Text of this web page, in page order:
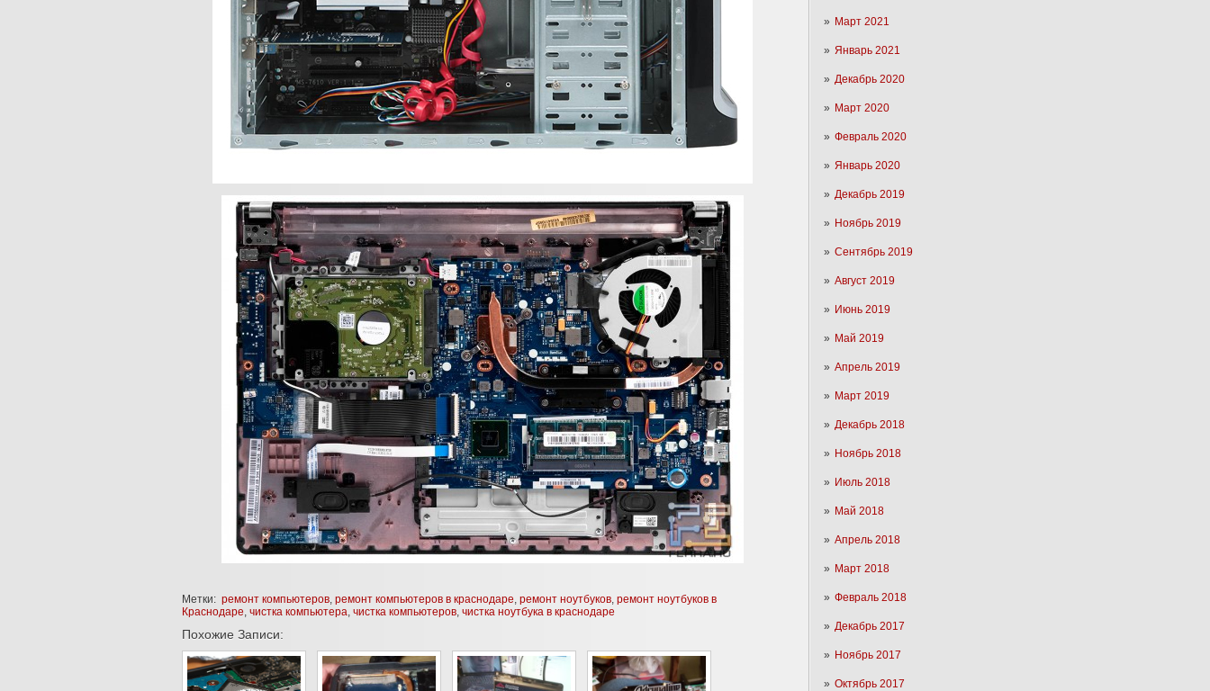
Март 2021
Январь 2021
Декабрь 2020
Март 2020
Февраль 2020
Январь 2020
Декабрь 2019
Ноябрь 2019
Сентябрь 2019
Август 2019
Июнь 2019
Май 2019
Апрель 2019
Март 2019
Декабрь 2018
Ноябрь 2018
Июль 2018
Май 2018
Апрель 2018
Март 2018
Февраль 2018
Декабрь 2017
Ноябрь 2017
Октябрь 2017
Метки: ремонт компьютеров, ремонт компьютеров в краснодаре, ремонт ноутбуков, ремонт ноутбуков в
Краснодаре, чистка компьютера, чистка компьютеров, чистка ноутбука в краснодаре
Похожие Записи: